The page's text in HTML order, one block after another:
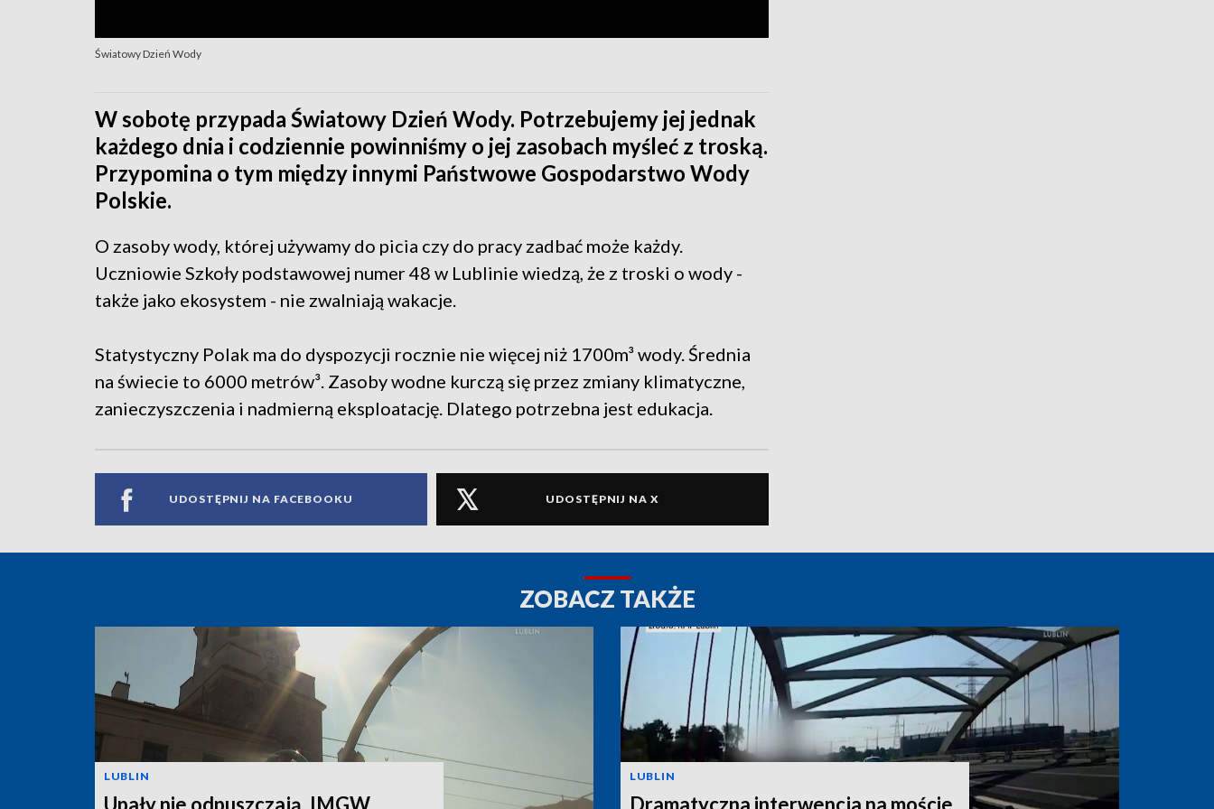
Światowy Dzień Wody
W sobotę przypada Światowy Dzień Wody. Potrzebujemy jej jednak
każdego dnia i codziennie powinniśmy o jej zasobach myśleć z troską.
Przypomina o tym między innymi Państwowe Gospodarstwo Wody
Polskie.
O zasoby wody, której używamy do picia czy do pracy zadbać może każdy.
Uczniowie Szkoły podstawowej numer 48 w Lublinie wiedzą, że z troski o wody -
także jako ekosystem - nie zwalniają wakacje.
Statystyczny Polak ma do dyspozycji rocznie nie więcej niż 1700m³ wody. Średnia
na świecie to 6000 metrów³. Zasoby wodne kurczą się przez zmiany klimatyczne,
zanieczyszczenia i nadmierną eksploatację. Dlatego potrzebna jest edukacja.
UDOSTĘPNIJ NA FACEBOOKU UDOSTĘPNIJ NA X
ZOBACZ TAKŻE
LUBLIN
Upały nie odpuszczają. IMGW
LUBLIN
Dramatyczna interwencja na moście